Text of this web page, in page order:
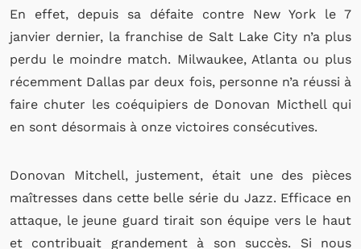
En effet, depuis sa défaite contre New York le 7
janvier dernier, la franchise de Salt Lake City n’a plus
perdu le moindre match. Milwaukee, Atlanta ou plus
récemment Dallas par deux fois, personne n’a réussi à
faire chuter les coéquipiers de Donovan Micthell qui
en sont désormais à onze victoires consécutives.
Donovan Mitchell, justement, était une des pièces
maîtresses dans cette belle série du Jazz. Efficace en
attaque, le jeune guard tirait son équipe vers le haut
et contribuait grandement à son succès. Si nous